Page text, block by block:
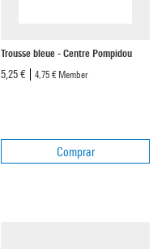
Trousse bleue - Centre Pompidou
5,25 €
4,75 € Member
Comprar